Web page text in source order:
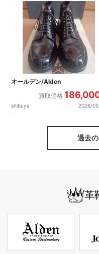
オールデン/Alden
買取価格
shibuya 2026/
過去
革